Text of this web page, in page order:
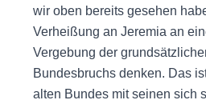
wir oben bereits gesehen
Verheißung an Jeremia an
Vergebung der
Bundesbruchs denken. Das
alten Bundes mit seinen sich